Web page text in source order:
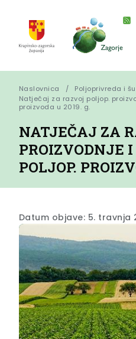
Naslovnica
Poljoprivreda i
Natječaj za razvoj poljop.
proizvoda u 2019. g.
NATJEČAJ ZA
PROIZVODNJE
POLJOP.
Datum objave: 5. travnja